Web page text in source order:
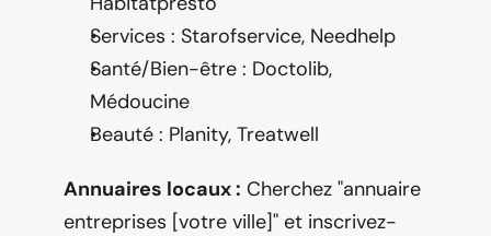
Services : Starofservice, Needhelp
Santé/Bien-être : Doctolib,
Médoucine
Beauté : Planity, Treatwell
Annuaires locaux : Cherchez "annuaire
entreprises [votre ville]" et inscrivez-